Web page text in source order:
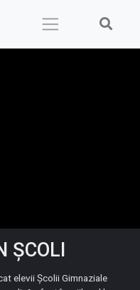
ȘCOLI
elevii Școlii Gimnaziale